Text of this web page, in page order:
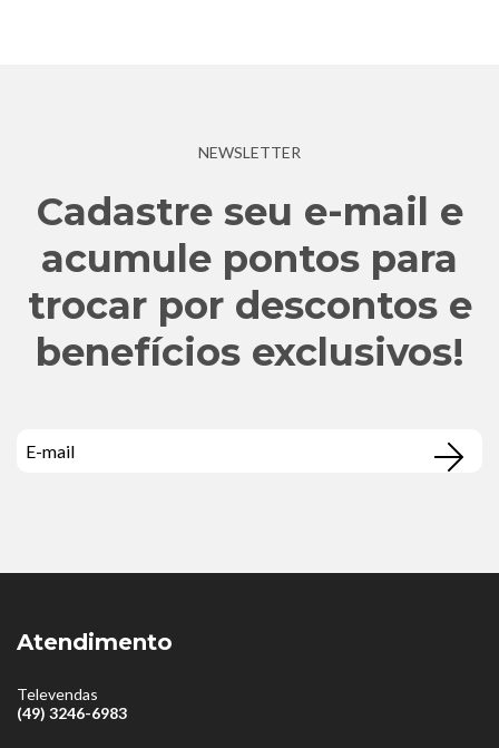
NEWSLETTER
Cadastre seu e-mail e
acumule pontos para
trocar por descontos e
benefícios exclusivos!
Atendimento
Televendas
(49) 3246-6983